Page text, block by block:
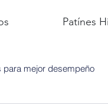
Patínes
para mejor desempeño